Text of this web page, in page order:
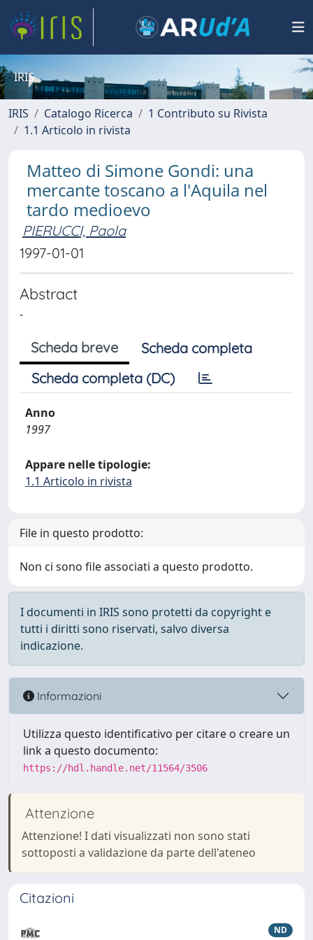
IRIS
IRIS Catalogo Ricerca
1 Contributo su Rivista
1.1 Articolo in rivista
Matteo di Simone Gondi: una
mercante toscano a l'Aquila nel
tardo medioevo
PIERUCCI, Paola
1997-01-01
Abstract
-
Scheda breve
Scheda completa
Scheda completa (DC)
Anno
1997
Appare nelle tipologie:
1.1 Articolo in rivista
File in questo prodotto:
Non ci sono file associati a questo prodotto.
I documenti in IRIS sono protetti da copyright e
tutti i diritti sono riservati, salvo diversa
indicazione.
Informazioni
Utilizza questo identificativo per citare o creare un
link a questo documento:
https://hdl.handle.net/11564/3506
Attenzione
Attenzione! I dati visualizzati non sono stati
sottoposti a validazione da parte dell'ateneo
Citazioni
ND